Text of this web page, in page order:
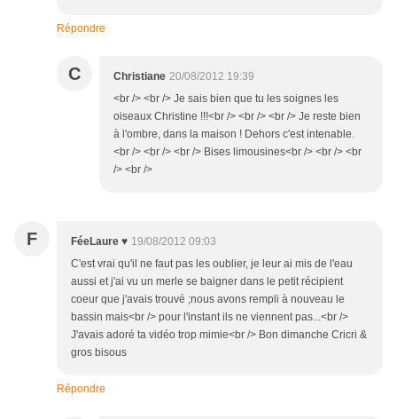
Répondre
C Christiane 20/08/2012 19:39
<br /> <br /> Je sais bien que tu les soignes les
oiseaux Christine !!!<br /> <br /> <br /> Je reste bien
à l'ombre, dans la maison ! Dehors c'est intenable.
<br /> <br /> <br /> Bises limousines<br /> <br /> <br
/> <br />
F FéeLaure ♥ 19/08/2012 09:03
C'est vrai qu'il ne faut pas les oublier, je leur ai mis de l'eau
aussi et j'ai vu un merle se baigner dans le petit récipient
coeur que j'avais trouvé ;nous avons rempli à nouveau le
bassin mais<br /> pour l'instant ils ne viennent pas...<br />
J'avais adoré ta vidéo trop mimie<br /> Bon dimanche Cricri &
gros bisous
Répondre